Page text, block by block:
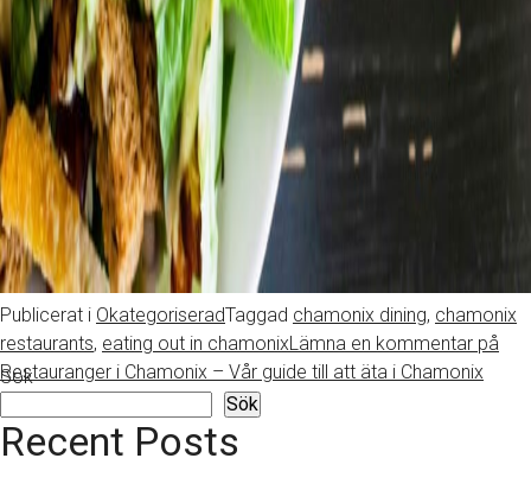
Publicerat i OkategoriseradTaggad chamonix dining, chamonix
restaurants, eating out in chamonixLämna en kommentar på
Restauranger i Chamonix – Vår guide till att äta i Chamonix
Sök
Sök
Recent Posts